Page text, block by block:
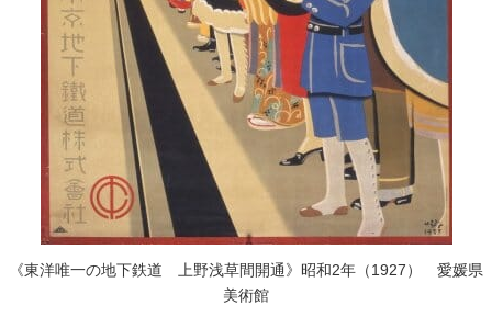
《東洋唯一の地下鉄道 上野浅草間開通》昭和2年（1927） 愛媛県
美術館